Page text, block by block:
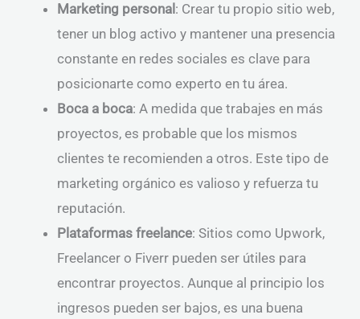
Marketing personal : Crear tu propio sitio web,
tener un blog activo y mantener una presencia
constante en redes sociales es clave para
posicionarte como experto en tu área.
Boca a boca: A medida que trabajes en más
proyectos, es probable que los mismos
clientes te recomienden a otros. Este tipo de
marketing orgánico es valioso y refuerza tu
reputación.
Plataformas freelance: Sitios como Upwork,
Freelancer o Fiverr pueden ser útiles para
encontrar proyectos. Aunque al principio los
ingresos pueden ser bajos, es una buena